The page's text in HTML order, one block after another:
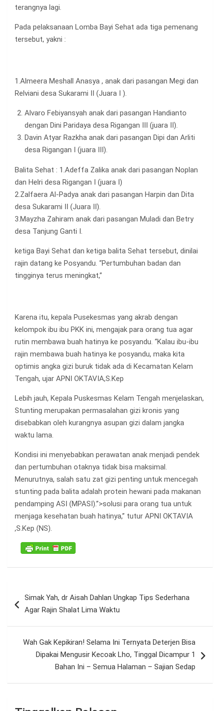
terangnya lagi.
Pada pelaksanaan Lomba Bayi Sehat ada tiga pemenang
tersebut, yakni :
1.Almeera Meshall Anasya , anak dari pasangan Megi dan
Relviani desa Sukarami II (Juara I ).
Alvaro Febiyansyah anak dari pasangan Handianto
dengan Dini Paridaya desa Rigangan III (juara II).
Davin Atyar Razkha anak dari pasangan Dipi dan Arliti
desa Rigangan I (juara III).
Balita Sehat : 1.Adeffa Zalika anak dari pasangan Noplan
dan Helri desa Rigangan I (juara I)
2.Zalfaera Al-Padya anak dari pasangan Harpin dan Dita
desa Sukarami II (Juara II).
3.Mayzha Zahiram anak dari pasangan Muladi dan Betry
desa Tanjung Ganti I.
ketiga Bayi Sehat dan ketiga balita Sehat tersebut, dinilai
rajin datang ke Posyandu. “Pertumbuhan badan dan
tingginya terus meningkat,”
Karena itu, kepala Pusekesmas yang akrab dengan
kelompok ibu ibu PKK ini, mengajak para orang tua agar
rutin membawa buah hatinya ke posyandu. “Kalau ibu-ibu
rajin membawa buah hatinya ke posyandu, maka kita
optimis angka gizi buruk tidak ada di Kecamatan Kelam
Tengah, ujar APNI OKTAVIA,S.Kep
Lebih jauh, Kepala Puskesmas Kelam Tengah menjelaskan,
Stunting merupakan permasalahan gizi kronis yang
disebabkan oleh kurangnya asupan gizi dalam jangka
waktu lama.
Kondisi ini menyebabkan perawatan anak menjadi pendek
dan pertumbuhan otaknya tidak bisa maksimal.
Menurutnya, salah satu zat gizi penting untuk mencegah
stunting pada balita adalah protein hewani pada makanan
pendamping ASI (MPASI).”>solusi para orang tua untuk
menjaga kesehatan buah hatinya,” tutur APNI OKTAVIA
,S.Kep (NS).
posSimak Yah, dr Aisah Dahlan Ungkap Tips Sederhana
Agar Rajin Shalat Lima Waktu
Wah Gak Kepikiran! Selama Ini Ternyata Deterjen Bisa
Dipakai Mengusir Kecoak Lho, Tinggal Dicampur 1
Bahan Ini – Semua Halaman – Sajian Sedap